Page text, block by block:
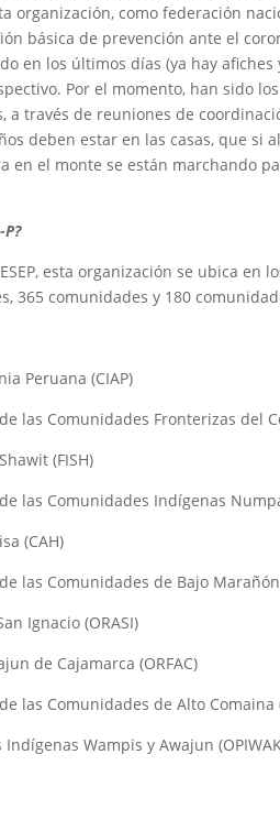
organización, como federación
básica de prevención ante el
en los últimos días (ya hay
Por el momento, han sido
a través de reuniones de
deben estar en las casas, que si
en el monte se están marchando
esta organización se ubica en
365 comunidades y 180
Peruana (CIAP)
las Comunidades Fronterizas del
(FISH)
las Comunidades Indígenas
(CAH)
las Comunidades de Bajo Marañón
Ignacio (ORASI)
de Cajamarca (ORFAC)
las Comunidades de Alto Comaina
Wampis y Awajun